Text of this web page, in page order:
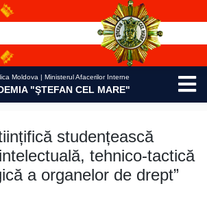
Moldova | Ministerul Afacerilor Interne
"ŞTEFAN CEL MARE"
studențească
tehnico-tactică
a organelor de drept”